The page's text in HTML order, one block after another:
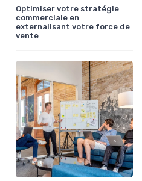
Optimiser votre stratégie
commerciale en
externalisant votre force de
vente